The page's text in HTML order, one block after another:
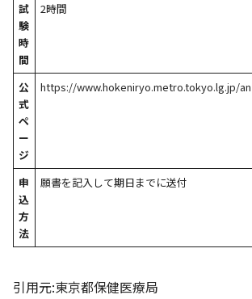
試
験
時
間
2時間
公
式
ペ
ー
ジ
https://www.hokeniryo.metro.tokyo.lg.jp/
申
込
方
法
願書を記入して期日までに送付
引用元:東京都保健医療局